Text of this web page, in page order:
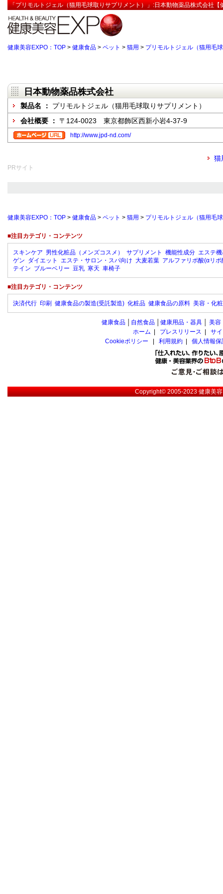
「プリモルトジェル（猫用毛球取りサプリメント）」:日本動物薬品株式会社【
健康美容EXPO：TOP > 健康食品 > ペット > 猫用 > プリモルトジェル（猫用毛
日本動物薬品株式会社
製品名 ： プリモルトジェル（猫用毛球取りサプリメント）
会社概要 ： 〒124-0023 東京都飾区西新小岩4-37-9
http://www.jpd-nd.com/
猫
PRサイト
健康美容EXPO：TOP > 健康食品 > ペット > 猫用 > プリモルトジェル（猫用毛
■注目カテゴリ・コンテンツ
スキンケア 男性化粧品（メンズコスメ） サプリメント 機能性成分 エステ
ゲン ダイエット エステ・サロン・スパ向け 大麦若葉 アルファリポ酸(αリポ
テイン ブルーベリー 豆乳 寒天 車椅子
■注目カテゴリ・コンテンツ
決済代行 印刷 健康食品の製造(受託製造) 化粧品 健康食品の原料 美容・化
健康食品 自然食品 健康用品・器具 美容
ホーム
プレスリリース
サ
Cookieポリシー
利用規約 個人情報
Copyright© 2005-2023健康美